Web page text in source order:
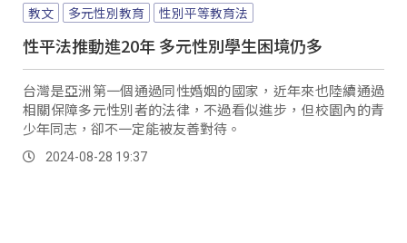
教文 多元性別教育 性別平等教育法
性平法推動進20年 多元性別學生困境仍多
台灣是亞洲第一個通過同性婚姻的國家，近年來也陸續通過
相關保障多元性別者的法律，不過看似進步，但校園內的青
少年同志，卻不一定能被友善對待。
2024-08-28 19:37